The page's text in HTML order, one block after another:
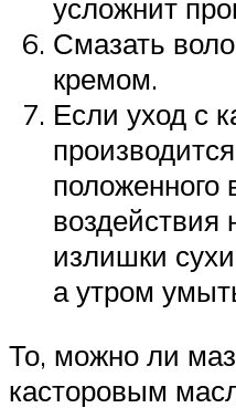
усложнит
Смазать
кремом.
Если уход с
положенного
воздействия
излишки
а утром
То, можно ли
касторовым